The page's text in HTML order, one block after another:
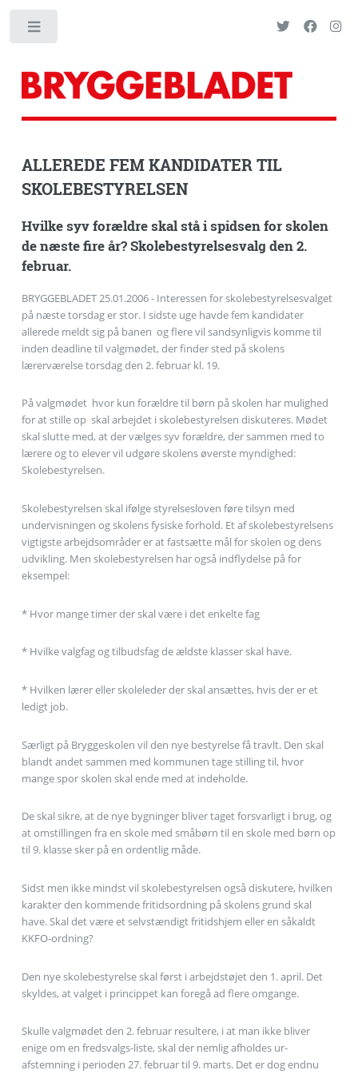
ALLEREDE FEM KANDIDATER TIL
SKOLEBESTYRELSEN
Hvilke syv forældre skal stå i spidsen for skolen
de næste fire år? Skolebestyrelsesvalg den 2.
februar.
BRYGGEBLADET 25.01.2006 - Interessen for skolebestyrelsesvalget
på næste torsdag er stor. I sidste uge havde fem kandidater
allerede meldt sig på banen  og flere vil sandsynligvis komme til
inden deadline til valgmødet, der finder sted på skolens
lærerværelse torsdag den 2. februar kl. 19.
På valgmødet  hvor kun forældre til børn på skolen har mulighed
for at stille op  skal arbejdet i skolebestyrelsen diskuteres. Mødet
skal slutte med, at der vælges syv forældre, der sammen med to
lærere og to elever vil udgøre skolens øverste myndighed:
Skolebestyrelsen.
Skolebestyrelsen skal ifølge styrelsesloven føre tilsyn med
undervisningen og skolens fysiske forhold. Et af skolebestyrelsens
vigtigste arbejdsområder er at fastsætte mål for skolen og dens
udvikling. Men skolebestyrelsen har også indflydelse på for
eksempel:
* Hvor mange timer der skal være i det enkelte fag
* Hvilke valgfag og tilbudsfag de ældste klasser skal have.
* Hvilken lærer eller skoleleder der skal ansættes, hvis der er et
ledigt job.
Særligt på Bryggeskolen vil den nye bestyrelse få travlt. Den skal
blandt andet sammen med kommunen tage stilling til, hvor
mange spor skolen skal ende med at indeholde.
De skal sikre, at de nye bygninger bliver taget forsvarligt i brug, og
at omstillingen fra en skole med småbørn til en skole med børn op
til 9. klasse sker på en ordentlig måde.
Sidst men ikke mindst vil skolebestyrelsen også diskutere, hvilken
karakter den kommende fritidsordning på skolens grund skal
have. Skal det være et selvstændigt fritidshjem eller en såkaldt
KKFO-ordning?
Den nye skolebestyrelse skal først i arbejdstøjet den 1. april. Det
skyldes, at valget i princippet kan foregå ad flere omgange.
Skulle valgmødet den 2. februar resultere, i at man ikke bliver
enige om en fredsvalgs-liste, skal der nemlig afholdes ur-
afstemning i perioden 27. februar til 9. marts. Det er dog endnu